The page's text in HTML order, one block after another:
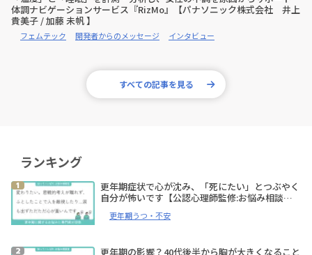
体調ナビゲーションサービス『RizMo』【パナソニック株式会社 井上
貴美子 / 加藤 未帆 】
フェムテック 開発者からのメッセージ インタビュー
すべての記事を見る
ランキング
更年期症状で心が沈み、「死にたい」とつぶやく
自分が怖いです【公認心理師監修:お悩み相談
更年期うつ・不安
更年期の影響？40代後半から胸が大きくなること